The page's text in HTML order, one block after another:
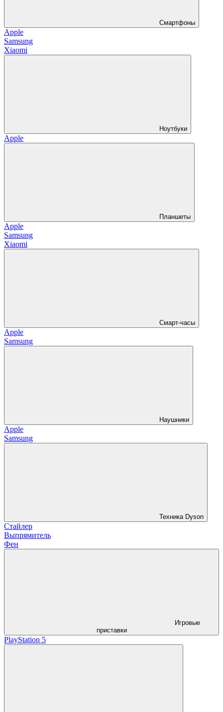
Смартфоны
Apple
Samsung
Xiaomi
Ноутбуки
Apple
Планшеты
Apple
Samsung
Xiaomi
Смарт-часы
Apple
Samsung
Наушники
Apple
Samsung
Техника Dyson
Стайлер
Выпрямитель
Фен
Игровые
приставки
PlayStation 5